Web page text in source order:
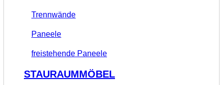
Trennwände
Paneele
freistehende Paneele
STAURAUMMÖBEL